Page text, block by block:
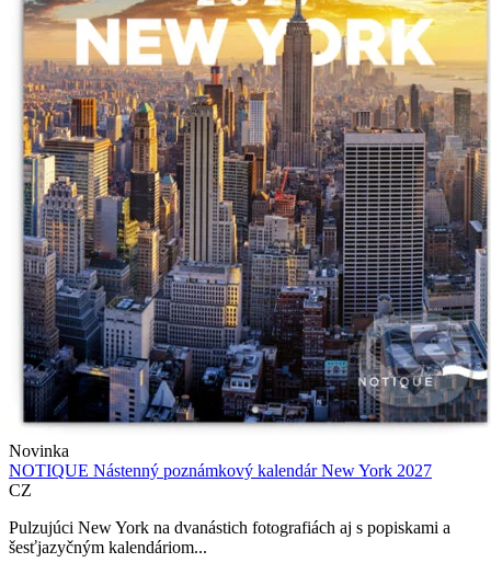
Novinka
NOTIQUE Nástenný poznámkový kalendár New York 2027
CZ
Pulzujúci New York na dvanástich fotografiách aj s popiskami a
šesťjazyčným kalendáriom...